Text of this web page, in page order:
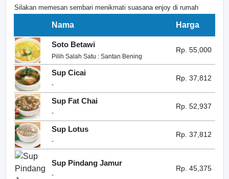
Silakan memesan sembari menikmati suasana enjoy di rumah
Nama Harga
Soto Betawi
Pilih Salah Satu : Santan Bening
Rp. 55,000
Sup Cicai
-
Rp. 37,812
Sup Fat Chai
-
Rp. 52,937
Sup Lotus
-
Rp. 37,812
Sup Pindang Jamur
-
Rp. 45,375